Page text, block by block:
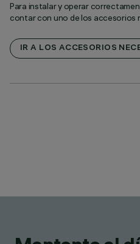
Para instalar y operar
contar con uno de los accesorios
IR A LOS ACCESORIOS